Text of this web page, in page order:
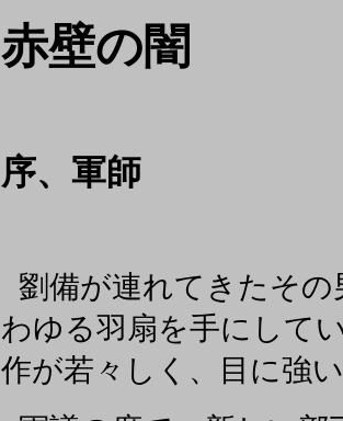
赤壁の闇
序、軍師
劉備が連れてきたそ
わゆる羽扇を手にして
作が若々しく、目に強